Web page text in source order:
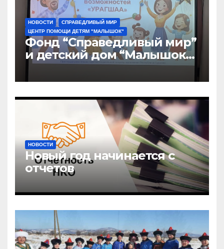
НОВОСТИ
СПРАВЕДЛИВЫЙ МИР
ЦЕНТР ПОМОЩИ ДЕТЯМ "МАЛЫШОК"
Фонд “Справедливый мир”
и детский дом “Малышок”
открыли центр новых
возможностей “УРАГШАА”
НОВОСТИ
Новый год начинается с
отчетов